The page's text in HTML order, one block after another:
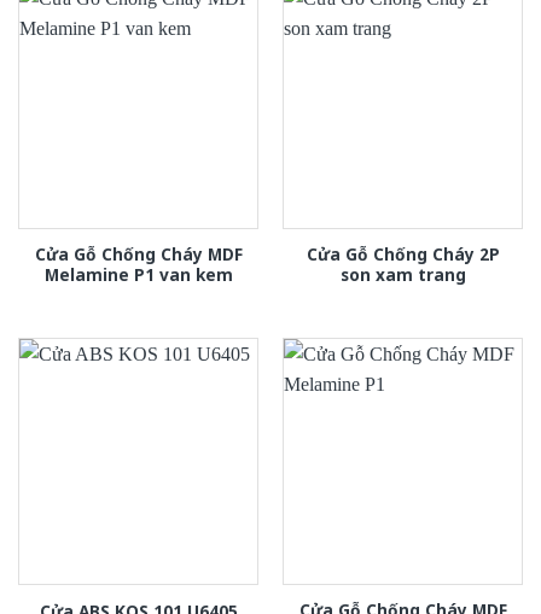
Cửa Gỗ Chống Cháy MDF
Melamine P1 van kem
Cửa Gỗ Chống Cháy 2P
son xam trang